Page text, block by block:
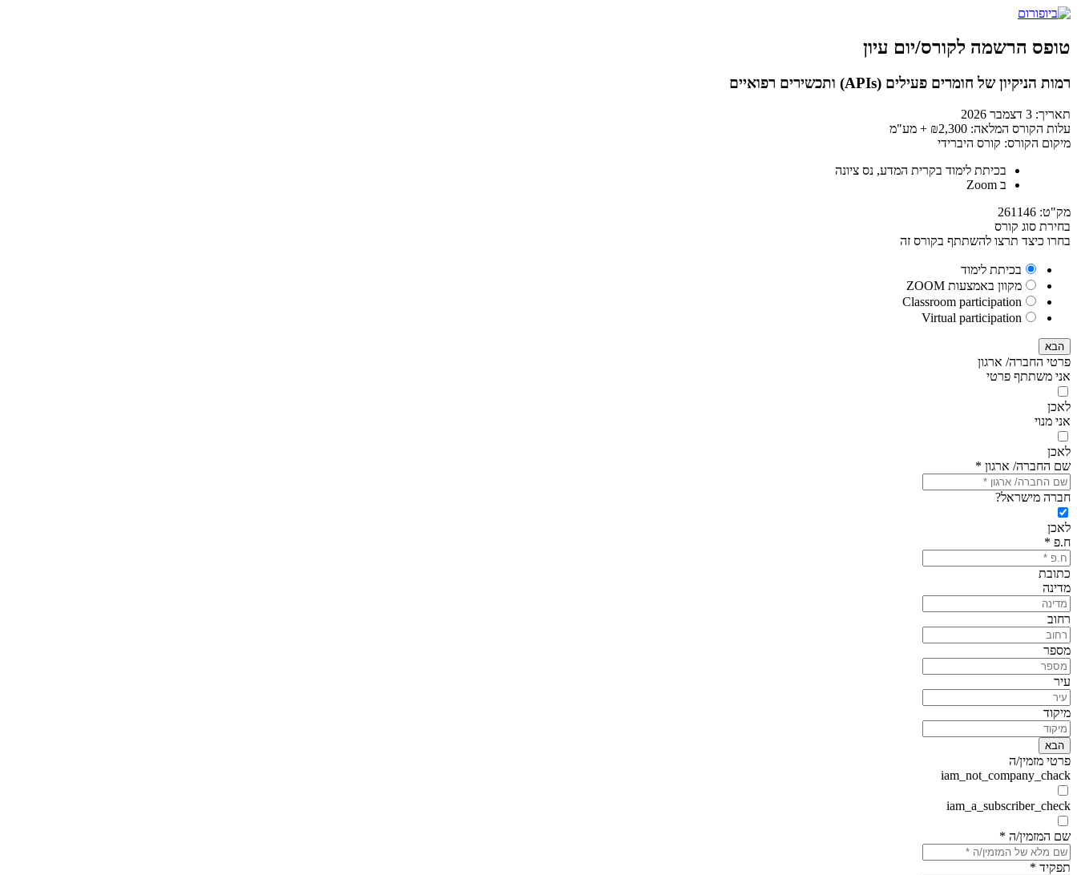
טופס הרשמה לקורס/יום עיון
רמות הניקיון של חומרים פעילים (APIs) ותכשירים רפואיים
תאריך: 3 דצמבר 2026
עלות הקורס המלאה: ₪2,300 + מע"מ
מיקום הקורס: קורס היברידי
בכיתת לימוד בקרית המדע, נס ציונה
ב Zoom
מק"ט: 261146
בחירת סוג קורס
בחרו כיצד תרצו להשתתף בקורס זה
בכיתת לימוד
מקוון באמצעות ZOOM
Classroom participation
Virtual participation
הבא
פרטי החברה/ ארגון
אני משתתף פרטי
לאכן
אני מנוי
לאכן
שם החברה/ ארגון *
חברה מישראל?
לאכן
ח.פ *
כתובת
מדינה
רחוב
מספר
עיר
מיקוד
הבא
פרטי מזמין/ה
iam_not_company_chack
iam_a_subscriber_check
שם המזמין/ה *
תפקיד *